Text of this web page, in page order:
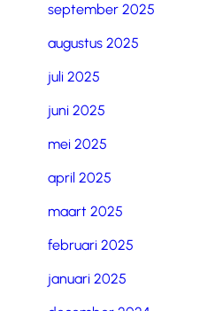
september 2025
augustus 2025
juli 2025
juni 2025
mei 2025
april 2025
maart 2025
februari 2025
januari 2025